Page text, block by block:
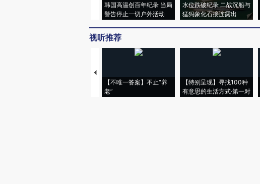
韩国高温创百年纪录 当局
警告停止一切户外活动
水位跌破纪录 二战沉船与
猛犸象化石接连露出
视听推荐
【不唯一答案】不止“养
老”
【特别呈现】寻找100种
有意思的生活方式·第一对